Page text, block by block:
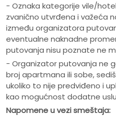
- Oznaka kategorije vile/
zvanično utvrđena i važeća
između organizatora
eventualne naknadne
putovanja nisu poznate ne
- Organizator putovanja ne
broj apartmana ili sobe,
ukoliko to nije predviđeno i
kao mogućnost dodatne
Napomene u vezi smeštaja: